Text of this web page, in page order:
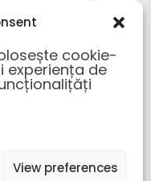
cookie-
experiența de
View preferences
general